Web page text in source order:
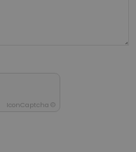
IconCaptcha ©